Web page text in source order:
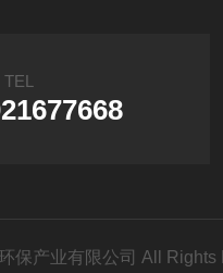
保产业有限公司 All